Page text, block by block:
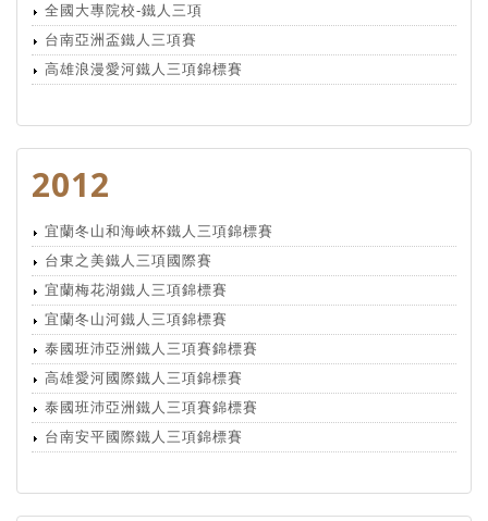
全國大專院校-鐵人三項
台南亞洲盃鐵人三項賽
高雄浪漫愛河鐵人三項錦標賽
2012
宜蘭冬山和海峽杯鐵人三項錦標賽
台東之美鐵人三項國際賽
宜蘭梅花湖鐵人三項錦標賽
宜蘭冬山河鐵人三項錦標賽
泰國班沛亞洲鐵人三項賽錦標賽
高雄愛河國際鐵人三項錦標賽
泰國班沛亞洲鐵人三項賽錦標賽
台南安平國際鐵人三項錦標賽